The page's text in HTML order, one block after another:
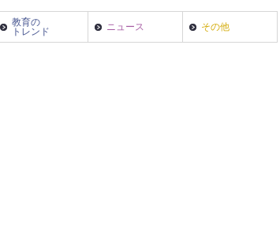
教育の
トレンド
ニュース その他